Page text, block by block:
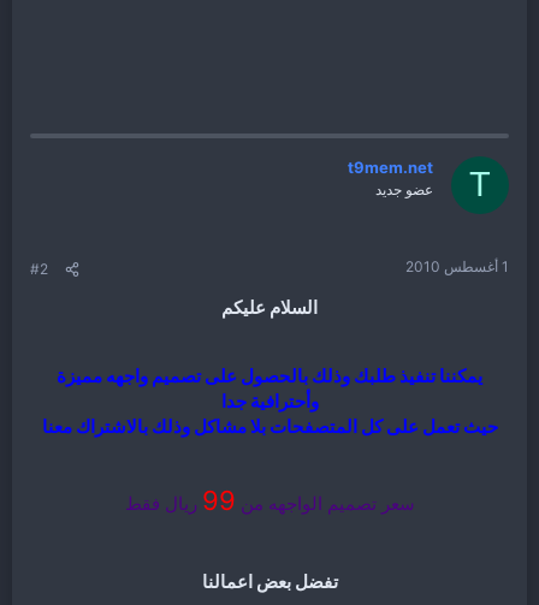
T
t9mem.net
عضو جديد
1 أغسطس 2010 #2
السلام عليكم
يمكننا تنفيذ طلبك وذلك بالحصول على تصميم واجهه مميزة
وأحترافية جدا
حيث تعمل على كل المتصفحات بلا مشاكل وذلك بالاشتراك معنا
سعر تصميم الواجهه من 99 ريال فقط
تفضل بعض اعمالنا